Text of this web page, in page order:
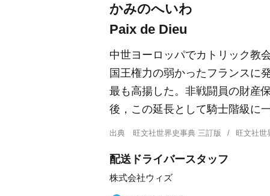
かみのへいわ
Paix de Dieu
中世ヨーロッパでカトリック教
国王権力の弱かったフランスに
最も高揚した。非戦闘員の財産
後，この延長として騎士階級に
出典 旺文社世界史事典 三訂版 旺文社
配送ドライバースタッフ
株式会社ウィズ